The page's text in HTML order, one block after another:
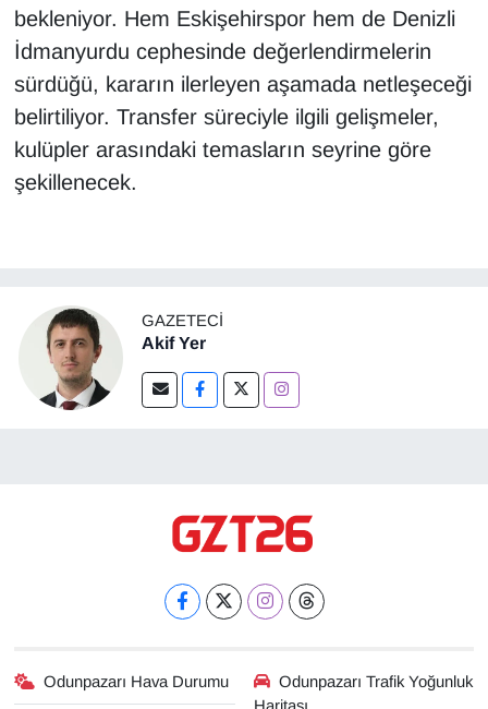
bekleniyor. Hem Eskişehirspor hem de Denizli
İdmanyurdu cephesinde değerlendirmelerin
sürdüğü, kararın ilerleyen aşamada netleşeceği
belirtiliyor. Transfer süreciyle ilgili gelişmeler,
kulüpler arasındaki temasların seyrine göre
şekillenecek.
GAZETECI
Akif Yer
Odunpazarı Hava Durumu
Odunpazarı Trafik Yoğunluk